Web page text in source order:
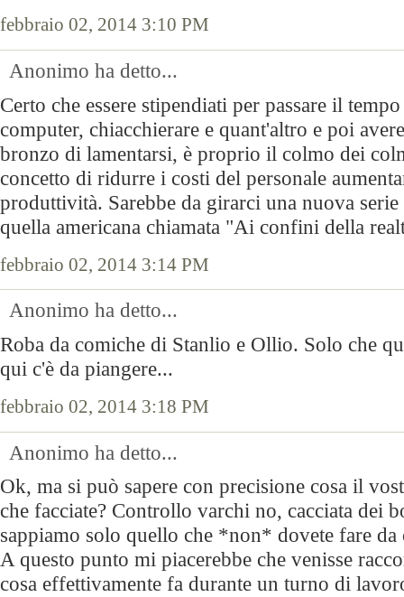
febbraio 02, 2014 3:10 PM
Anonimo ha detto...
Certo che essere stipendiati per passare il
computer, chiacchierare e quant'altro e poi
bronzo di lamentarsi, è proprio il colmo dei
concetto di ridurre i costi del personale
produttività. Sarebbe da girarci una nuova
quella americana chiamata "Ai confini della
febbraio 02, 2014 3:14 PM
Anonimo ha detto...
Roba da comiche di Stanlio e Ollio. Solo che
qui c'è da piangere...
febbraio 02, 2014 3:18 PM
Anonimo ha detto...
Ok, ma si può sapere con precisione cosa il
che facciate? Controllo varchi no, cacciata dei
sappiamo solo quello che *non* dovete fare da
A questo punto mi piacerebbe che venisse
cosa effettivamente fa durante un turno di